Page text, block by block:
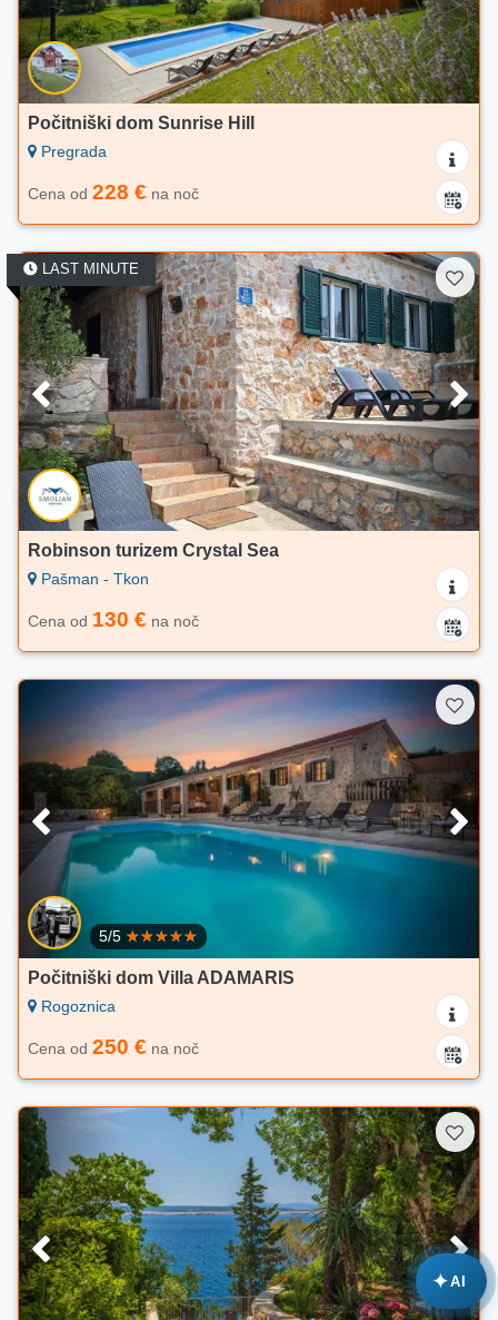
Počitniški dom Sunrise Hill
Pregrada
Cena od 228 € na noč
LAST MINUTE
Robinson turizem Crystal Sea
Pašman - Tkon
Cena od 130 € na noč
5/5
Počitniški dom Villa ADAMARIS
Rogoznica
Cena od 250 € na noč
✦AI